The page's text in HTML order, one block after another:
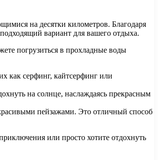
на десятки километров. Благодаря
вариант для вашего отдыха.
погрузиться в прохладные воды
как серфинг, кайтсерфинг или
на солнце, наслаждаясь прекрасным
пейзажами. Это отличный способ
или просто хотите отдохнуть